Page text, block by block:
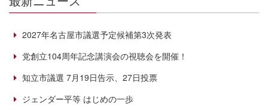
2027年名古屋市議選予定候補第3次発表
党創立104周年記念講演会の視聴会を開催！
知立市議選 7月19日告示、27日投票
ジェンダー平等 はじめの一歩